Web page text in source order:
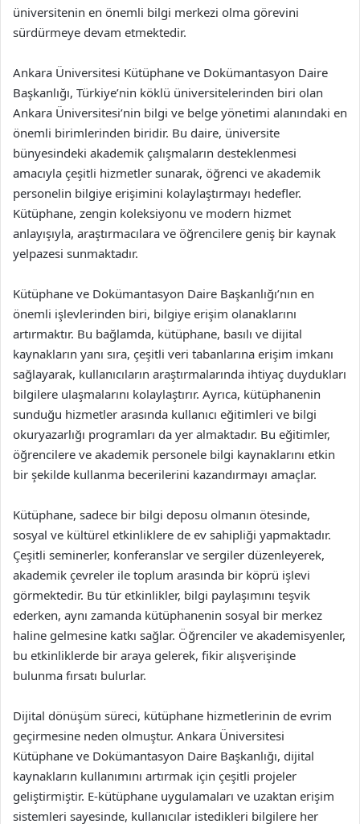
üniversitenin en önemli bilgi merkezi olma görevini
sürdürmeye devam etmektedir.
Ankara Üniversitesi Kütüphane ve Dokümantasyon Daire
Başkanlığı, Türkiye’nin köklü üniversitelerinden biri olan
Ankara Üniversitesi’nin bilgi ve belge yönetimi alanındaki en
önemli birimlerinden biridir. Bu daire, üniversite
bünyesindeki akademik çalışmaların desteklenmesi
amacıyla çeşitli hizmetler sunarak, öğrenci ve akademik
personelin bilgiye erişimini kolaylaştırmayı hedefler.
Kütüphane, zengin koleksiyonu ve modern hizmet
anlayışıyla, araştırmacılara ve öğrencilere geniş bir kaynak
yelpazesi sunmaktadır.
Kütüphane ve Dokümantasyon Daire Başkanlığı’nın en
önemli işlevlerinden biri, bilgiye erişim olanaklarını
artırmaktır. Bu bağlamda, kütüphane, basılı ve dijital
kaynakların yanı sıra, çeşitli veri tabanlarına erişim imkanı
sağlayarak, kullanıcıların araştırmalarında ihtiyaç duydukları
bilgilere ulaşmalarını kolaylaştırır. Ayrıca, kütüphanenin
sunduğu hizmetler arasında kullanıcı eğitimleri ve bilgi
okuryazarlığı programları da yer almaktadır. Bu eğitimler,
öğrencilere ve akademik personele bilgi kaynaklarını etkin
bir şekilde kullanma becerilerini kazandırmayı amaçlar.
Kütüphane, sadece bir bilgi deposu olmanın ötesinde,
sosyal ve kültürel etkinliklere de ev sahipliği yapmaktadır.
Çeşitli seminerler, konferanslar ve sergiler düzenleyerek,
akademik çevreler ile toplum arasında bir köprü işlevi
görmektedir. Bu tür etkinlikler, bilgi paylaşımını teşvik
ederken, aynı zamanda kütüphanenin sosyal bir merkez
haline gelmesine katkı sağlar. Öğrenciler ve akademisyenler,
bu etkinliklerde bir araya gelerek, fikir alışverişinde
bulunma fırsatı bulurlar.
Dijital dönüşüm süreci, kütüphane hizmetlerinin de evrim
geçirmesine neden olmuştur. Ankara Üniversitesi
Kütüphane ve Dokümantasyon Daire Başkanlığı, dijital
kaynakların kullanımını artırmak için çeşitli projeler
geliştirmiştir. E-kütüphane uygulamaları ve uzaktan erişim
sistemleri sayesinde, kullanıcılar istedikleri bilgilere her